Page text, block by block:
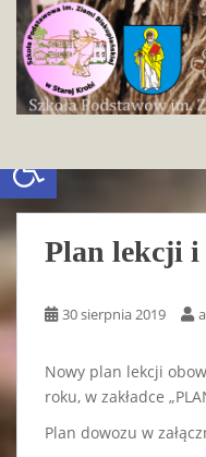
n
o
n
Plan lekcji i
30 sierpnia 2019
Nowy plan lekcji
roku, w zakładce
Plan dowozu w